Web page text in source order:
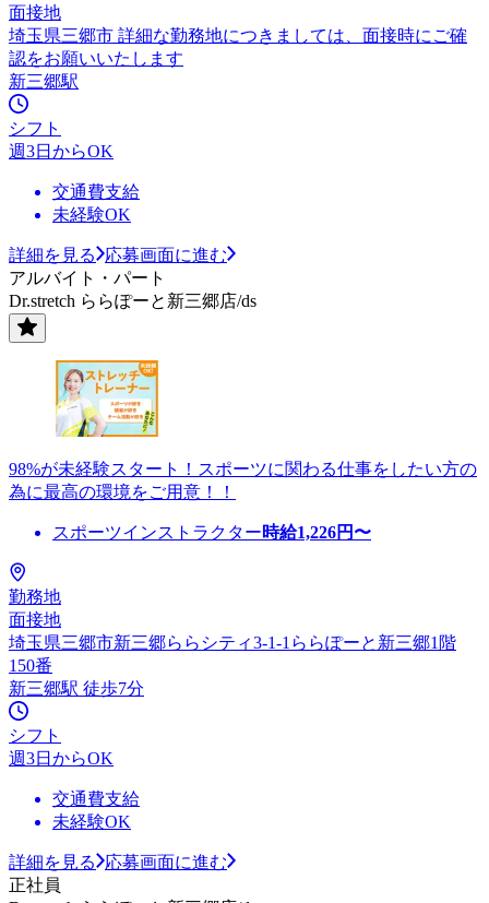
面接地
埼玉県三郷市 詳細な勤務地につきましては、面接時にご確
認をお願いいたします
新三郷駅
シフト
週3日からOK
交通費支給
未経験OK
詳細を見る
応募画面に進む
アルバイト・パート
Dr.stretch ららぽーと新三郷店/ds
98%が未経験スタート！スポーツに関わる仕事をしたい方の
為に最高の環境をご用意！！
スポーツインストラクター時給1,226円〜
勤務地
面接地
埼玉県三郷市新三郷ららシティ3-1-1ららぽーと新三郷1階
150番
新三郷駅 徒歩7分
シフト
週3日からOK
交通費支給
未経験OK
詳細を見る
応募画面に進む
正社員